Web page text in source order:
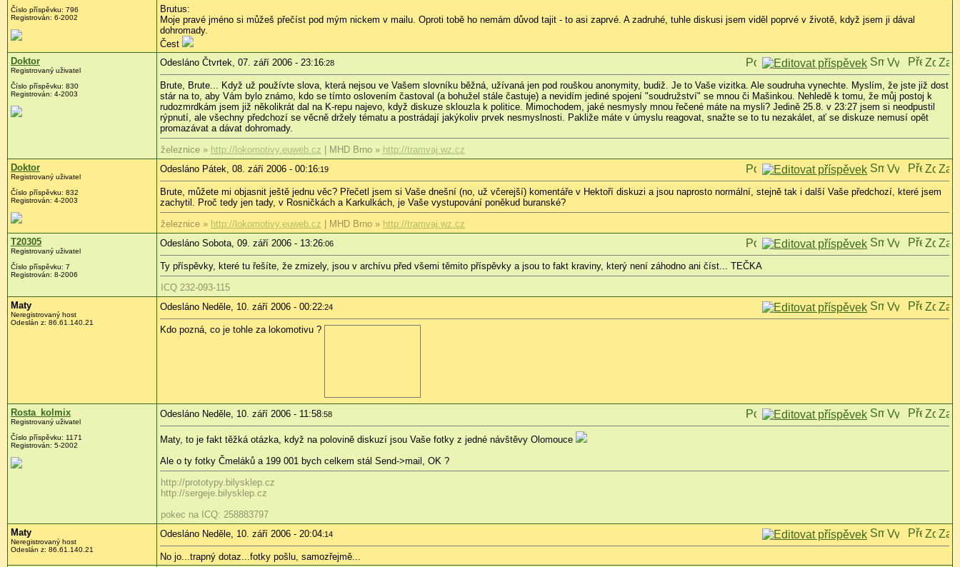
Číslo příspěvku: 796
Registrován: 6-2002
Brutus:
Moje pravé jméno si můžeš přečíst pod mým nickem v mailu. Oproti tobě ho nemám důvod tajit - to asi zaprvé. A zadruhé, tuhle diskusi jsem viděl poprvé v životě, když jsem ji dával
dohromady.
Čest
Doktor
Registrovaný uživatel
Číslo příspěvku: 830
Registrován: 4-2003
Odesláno Čtvrtek, 07. září 2006 - 23:16:28
Brute, Brute... Když už používte slova, která nejsou ve Vašem slovníku běžná, užívaná jen pod rouškou anonymity, budiž. Je to Vaše vizitka. Ale soudruha vynechte. Myslím, že jste již dost
stár na to, aby Vám bylo známo, kdo se tímto oslovením častoval (a bohužel stále častuje) a nevidím jediné spojení "soudružství" se mnou či Mašinkou. Nehledě k tomu, že můj postoj k
rudozmrdkám jsem již několikrát dal na K-repu najevo, když diskuze sklouzla k politice. Mimochodem, jaké nesmysly mnou řečené máte na mysli? Jedině 25.8. v 23:27 jsem si neodpustil
rýpnutí, ale všechny předchozí se věcně držely tématu a postrádají jakýkoliv prvek nesmyslnosti. Pakliže máte v úmyslu reagovat, snažte se to tu nezakálet, ať se diskuze nemusí opět
promazávat a dávat dohromady.
železnice » http://lokomotivy.euweb.cz | MHD Brno » http://tramvaj.wz.cz
Doktor
Registrovaný uživatel
Číslo příspěvku: 832
Registrován: 4-2003
Odesláno Pátek, 08. září 2006 - 00:16:19
Brute, můžete mi objasnit ještě jednu věc? Přečetl jsem si Vaše dnešní (no, už včerejší) komentáře v Hektoří diskuzi a jsou naprosto normální, stejně tak i další Vaše předchozí, které jsem
zachytil. Proč tedy jen tady, v Rosničkách a Karkulkách, je Vaše vystupování poněkud buranské?
železnice » http://lokomotivy.euweb.cz | MHD Brno » http://tramvaj.wz.cz
T20305
Registrovaný uživatel
Číslo příspěvku: 7
Registrován: 8-2006
Odesláno Sobota, 09. září 2006 - 13:26:06
Ty příspěvky, které tu řešíte, že zmizely, jsou v archívu před všemi těmito příspěvky a jsou to fakt kraviny, který není záhodno ani číst... TEČKA
ICQ 232-093-115
Maty
Neregistrovaný host
Odeslán z: 86.61.140.21
Odesláno Neděle, 10. září 2006 - 00:22:24
Kdo pozná, co je tohle za lokomotivu ?
Rosta_kolmix
Registrovaný uživatel
Číslo příspěvku: 1171
Registrován: 5-2002
Odesláno Neděle, 10. září 2006 - 11:58:58
Maty, to je fakt těžká otázka, když na polovině diskuzí jsou Vaše fotky z jedné návštěvy Olomouce
Ale o ty fotky Čmeláků a 199 001 bych celkem stál Send->mail, OK ?
http://prototypy.bilysklep.cz
http://sergeje.bilysklep.cz
pokec na ICQ: 258883797
Maty
Neregistrovaný host
Odeslán z: 86.61.140.21
Odesláno Neděle, 10. září 2006 - 20:04:14
No jo...trapný dotaz...fotky pošlu, samozřejmě...